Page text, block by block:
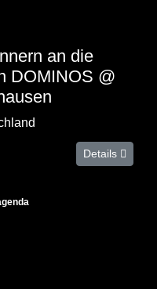
an die
DOMINOS @
Details